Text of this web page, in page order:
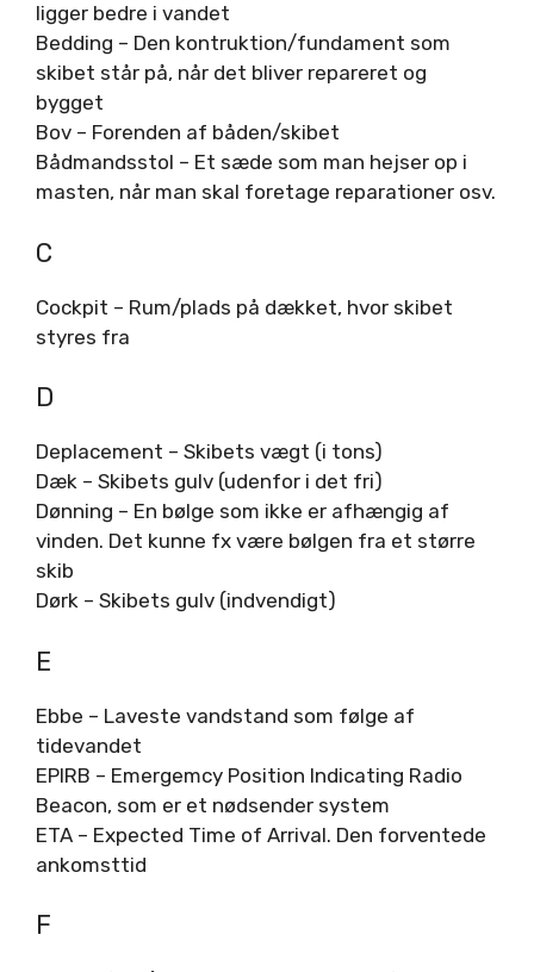
ligger bedre i vandet
Bedding – Den kontruktion/fundament som
skibet står på, når det bliver repareret og
bygget
Bov – Forenden af båden/skibet
Bådmandsstol – Et sæde som man hejser op i
masten, når man skal foretage reparationer osv.
C
Cockpit – Rum/plads på dækket, hvor skibet
styres fra
D
Deplacement – Skibets vægt (i tons)
Dæk – Skibets gulv (udenfor i det fri)
Dønning – En bølge som ikke er afhængig af
vinden. Det kunne fx være bølgen fra et større
skib
Dørk – Skibets gulv (indvendigt)
E
Ebbe – Laveste vandstand som følge af
tidevandet
EPIRB – Emergemcy Position Indicating Radio
Beacon, som er et nødsender system
ETA – Expected Time of Arrival. Den forventede
ankomsttid
F